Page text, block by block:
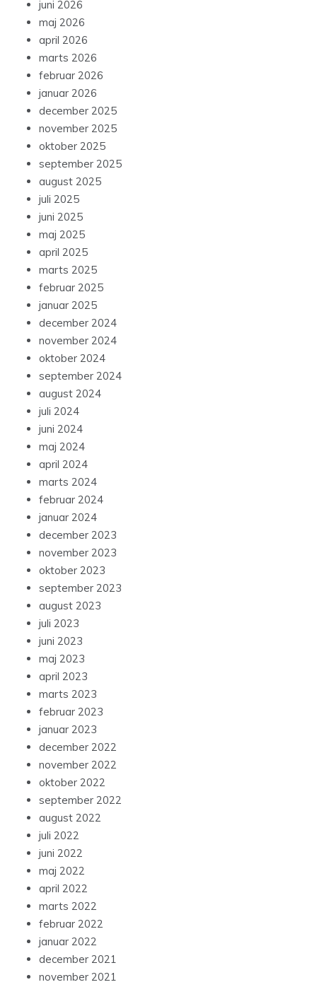
juni 2026
maj 2026
april 2026
marts 2026
februar 2026
januar 2026
december 2025
november 2025
oktober 2025
september 2025
august 2025
juli 2025
juni 2025
maj 2025
april 2025
marts 2025
februar 2025
januar 2025
december 2024
november 2024
oktober 2024
september 2024
august 2024
juli 2024
juni 2024
maj 2024
april 2024
marts 2024
februar 2024
januar 2024
december 2023
november 2023
oktober 2023
september 2023
august 2023
juli 2023
juni 2023
maj 2023
april 2023
marts 2023
februar 2023
januar 2023
december 2022
november 2022
oktober 2022
september 2022
august 2022
juli 2022
juni 2022
maj 2022
april 2022
marts 2022
februar 2022
januar 2022
december 2021
november 2021